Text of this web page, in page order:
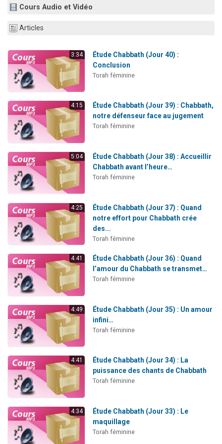
Cours Audio et Vidéo
Articles
3:34
Étude Chabbath (Jour 40) :
Conclusion
Torah féminine
4:15
Étude Chabbath (Jour 39) : Chabbath,
notre défenseur face au jugement
Torah féminine
5:04
Étude Chabbath (Jour 38) : Accueillir
Chabbath avant l’heure…
Torah féminine
4:25
Étude Chabbath (Jour 37) : Quand
notre effort pour Chabbath crée
des...
Torah féminine
4:41
Étude Chabbath (Jour 36) : Quand
l’amour du Chabbath se transmet…
Torah féminine
4:49
Étude Chabbath (Jour 35) : Un amour
infini…
Torah féminine
4:41
Étude Chabbath (Jour 34) : La
puissance des chants de Chabbath
Torah féminine
4:34
Étude Chabbath (Jour 33) : Le
maquillage
Torah féminine